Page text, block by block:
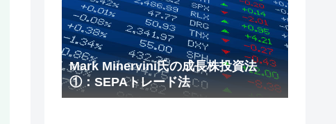
Mark Minervini氏の成長株投資法
①：SEPAトレード法